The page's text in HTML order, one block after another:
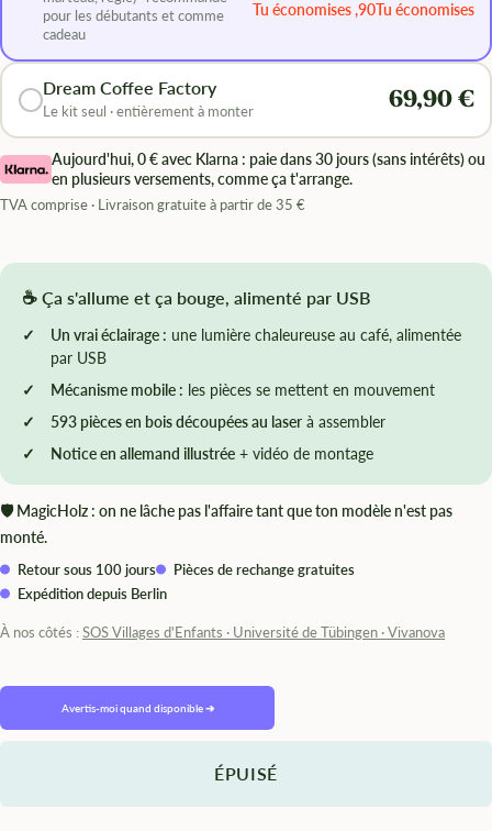
pour les débutants et comme
cadeau
Tu économises ,90Tu économises
Dream Coffee Factory
Le kit seul · entièrement à monter
69,90 €
Aujourd'hui, 0 € avec Klarna : paie dans 30 jours (sans intérêts) ou
en plusieurs versements, comme ça t'arrange.
TVA comprise · Livraison gratuite à partir de 35 €
☕ Ça s'allume et ça bouge, alimenté par USB
Un vrai éclairage : une lumière chaleureuse au café, alimentée
par USB
Mécanisme mobile : les pièces se mettent en mouvement
593 pièces en bois découpées au laser à assembler
Notice en allemand illustrée + vidéo de montage
🛡 MagicHolz : on ne lâche pas l'affaire tant que ton modèle n'est pas
monté.
Retour sous 100 jours
Pièces de rechange gratuites
Expédition depuis Berlin
À nos côtés : SOS Villages d'Enfants · Université de Tübingen · Vivanova
Avertis-moi quand disponible ➔
ÉPUISÉ